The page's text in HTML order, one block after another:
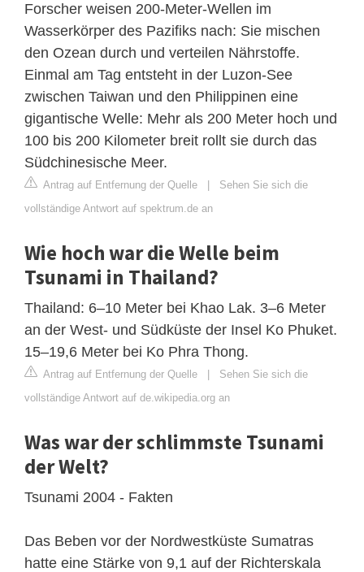
Forscher weisen 200-Meter-Wellen im
Wasserkörper des Pazifiks nach: Sie mischen
den Ozean durch und verteilen Nährstoffe.
Einmal am Tag entsteht in der Luzon-See
zwischen Taiwan und den Philippinen eine
gigantische Welle: Mehr als 200 Meter hoch und
100 bis 200 Kilometer breit rollt sie durch das
Südchinesische Meer.
Antrag auf Entfernung der Quelle | Sehen Sie sich die
vollständige Antwort auf spektrum.de an
Wie hoch war die Welle beim
Tsunami in Thailand?
Thailand: 6–10 Meter bei Khao Lak. 3–6 Meter
an der West- und Südküste der Insel Ko Phuket.
15–19,6 Meter bei Ko Phra Thong.
Antrag auf Entfernung der Quelle | Sehen Sie sich die
vollständige Antwort auf de.wikipedia.org an
Was war der schlimmste Tsunami
der Welt?
Tsunami 2004 - Fakten
Das Beben vor der Nordwestküste Sumatras
hatte eine Stärke von 9,1 auf der Richterskala